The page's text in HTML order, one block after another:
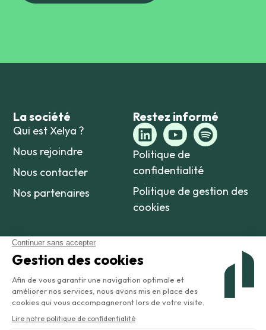
La société
Qui est Xelya ?
Nous rejoindre
Nous contacter
Nos partenaires
Restez informé
Politique de
confidentialité
Politique de gestion des
cookies